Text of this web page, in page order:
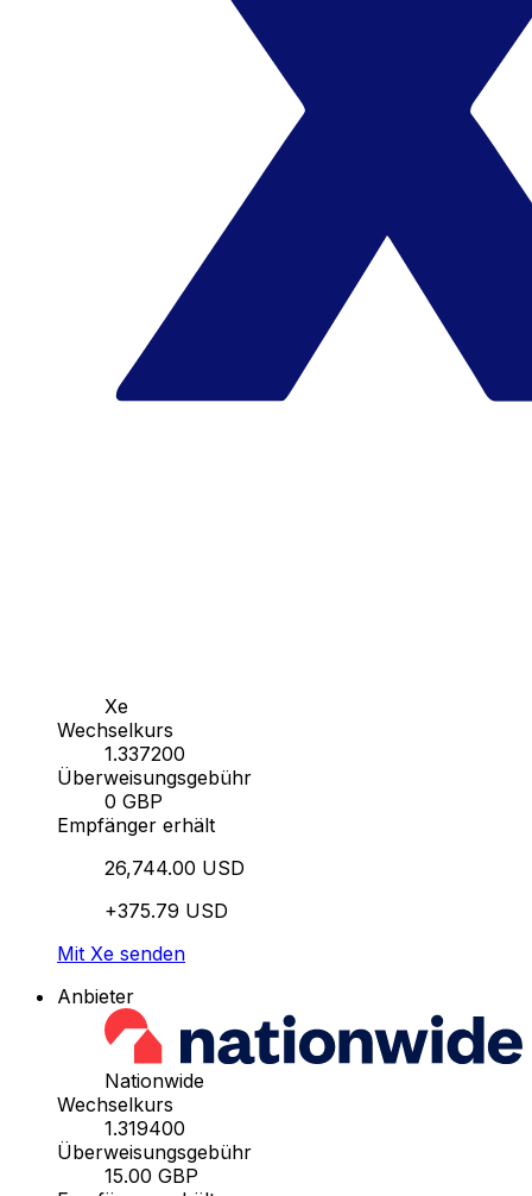
Xe
Wechselkurs
1.337200
Überweisungsgebühr
0 GBP
Empfänger erhält
26,744.00 USD
+375.79 USD
Mit Xe senden
Anbieter
Nationwide
Wechselkurs
1.319400
Überweisungsgebühr
15.00 GBP